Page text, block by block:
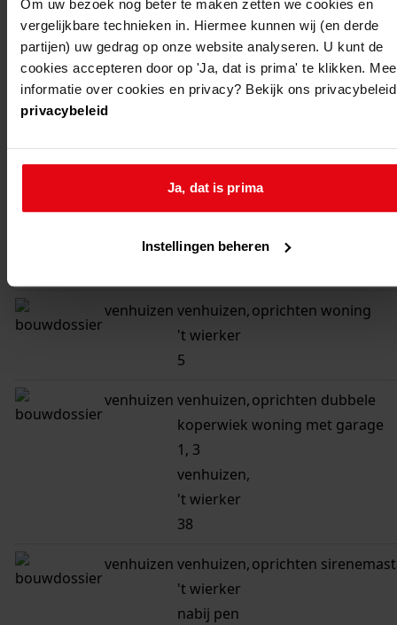
Om uw bezoek nog beter te maken zetten we cookies en
vergelijkbare technieken in. Hiermee kunnen wij (en derde
partijen) uw gedrag op onze website analyseren. U kunt de
cookies accepteren door op 'Ja, dat is prima' te klikken.
informatie over cookies en privacy? Bekijk ons privacybeleid
privacybeleid
Ja, dat is prima
Instellingen beheren
5
...
1
gemeenteadres beschrijving
't wierker transformatorstation
venhuizen venhuizen,
't wierker
5
oprichten woning
venhuizen venhuizen,
koperwiek
1, 3
venhuizen,
't wierker
38
oprichten dubbele
woning met garage
venhuizen venhuizen,
't wierker
nabij pen
oprichten sirenemast